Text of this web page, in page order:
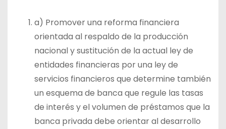
a) Promover una reforma financiera
orientada al respaldo de la producción
nacional y sustitución de la actual ley de
entidades financieras por una ley de
servicios financieros que determine también
un esquema de banca que regule las tasas
de interés y el volumen de préstamos que la
banca privada debe orientar al desarrollo